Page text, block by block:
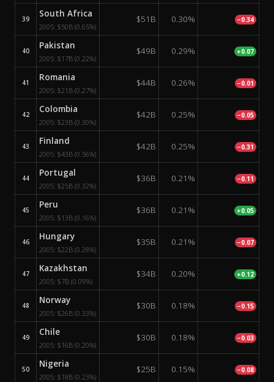
39 South Africa
2005: $50B (0.65%)
$51B 0.30% −0.34
40 Pakistan
2005: $17B (0.22%)
$49B 0.29% +0.07
41 Romania
2005: $21B (0.27%)
$44B 0.26% −0.01
42 Colombia
2005: $23B (0.30%)
$42B 0.25% −0.05
43 Finland
2005: $43B (0.56%)
$42B 0.25% −0.31
44 Portugal
2005: $25B (0.32%)
$36B 0.21% −0.11
45 Peru
2005: $13B (0.16%)
$36B 0.21% +0.05
46 Hungary
2005: $22B (0.28%)
$35B 0.21% −0.07
47 Kazakhstan
2005: $7B (0.09%)
$34B 0.20% +0.12
48 Norway
2005: $26B (0.33%)
$30B 0.18% −0.15
49 Chile
2005: $16B (0.20%)
$30B 0.18% −0.03
50 Nigeria
2005: $18B (0.23%)
$25B 0.15% −0.08